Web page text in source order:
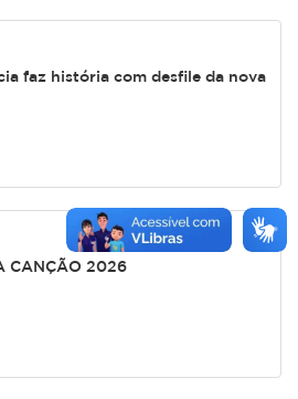
faz história com desfile da nova
CANÇÃO 2026